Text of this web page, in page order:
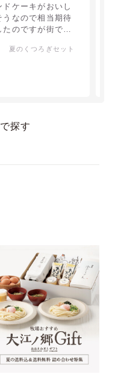
ドケーキがおいし
うなので相当期待
たのですが街で購
感じでした。プリ
夏のくつろぎセット
探す